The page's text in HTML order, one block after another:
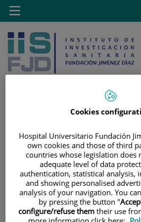
Saltar al contenido
contenido
Toggle
navigation
Cookies
Hospital Universitario Fundación
own cookies and those of third
countries whose legislation does
adequate level of data
authentication, statistical analysis,
and showing personalised
analysis of your navigation. You
by pressing the button "
configure/refuse them their use